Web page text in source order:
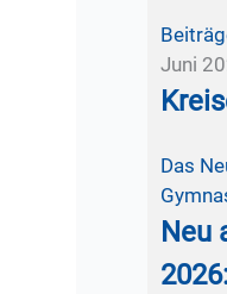
Juni
Das
Neu